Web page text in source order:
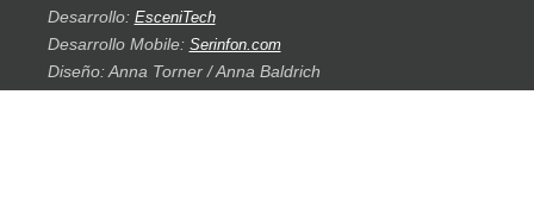
Desarrollo: EsceniTech
Desarrollo Mobile: Serinfon.com
Diseño: Anna Torner / Anna Baldrich